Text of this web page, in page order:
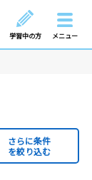
学習中の方 メニュー
さらに条件
を絞り込む